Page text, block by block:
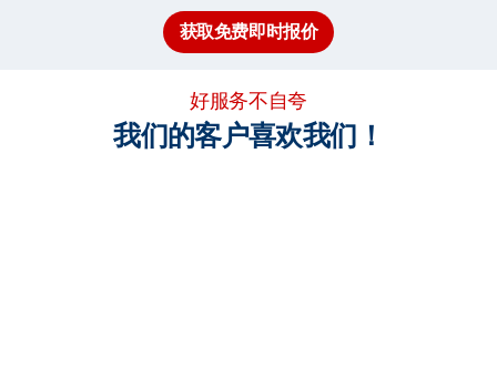
获取免费即时报价
好服务不自夸
我们的客户喜欢我们！